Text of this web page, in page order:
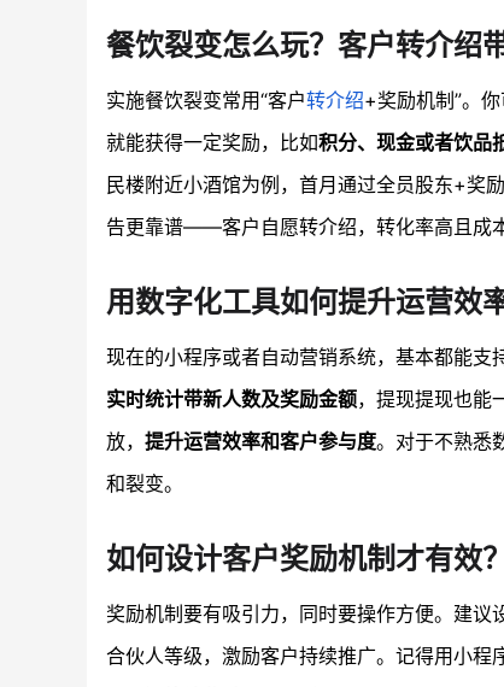
餐饮裂变怎么玩？客户转介绍
实施餐饮裂变常用“客户转介绍+奖励机制”。你
就能获得一定奖励，比如积分、现金或者饮品
民楼附近小酒馆为例，首月通过全员股东+奖
告更靠谱——客户自愿转介绍，转化率高且成本
用数字化工具如何提升运营效
现在的小程序或者自动营销系统，基本都能支
实时统计带新人数及奖励金额，提现提现也能
放， 提升运营效率和客户参与度。对于不熟悉
和裂变。
如何设计客户奖励机制才有效？
奖励机制要有吸引力，同时要操作方便。建
合伙人等级，激励客户持续推广。记得用小